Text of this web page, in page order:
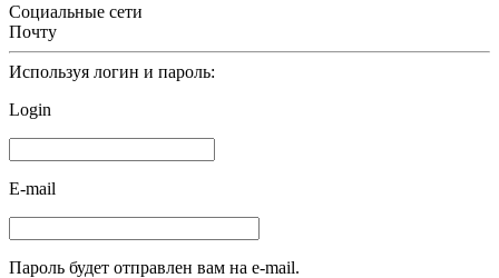
Социальные сети
Почту
Используя логин и пароль:
Login
E-mail
Пароль будет отправлен вам на e-mail.